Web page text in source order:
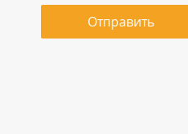
Отправить